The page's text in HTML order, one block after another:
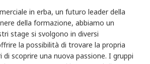
in erba, un futuro leader della
della formazione, abbiamo un
stage si svolgono in diversi
la possibilità di trovare la propria
di scoprire una nuova passione. I gruppi